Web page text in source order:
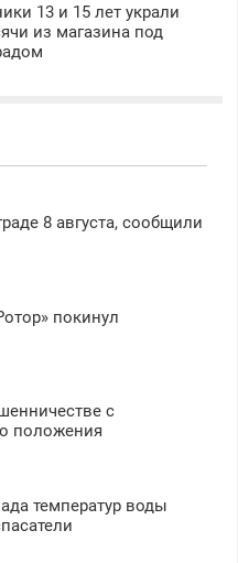
13 и 15 лет украли
из магазина под
8 августа, сообщили
покинул
с
положения
температур воды